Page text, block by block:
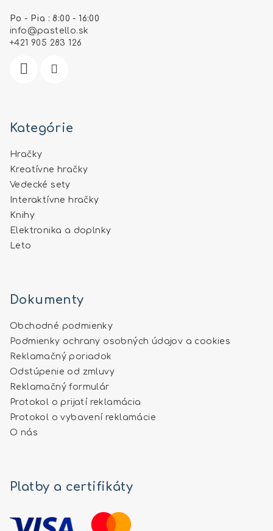
Po - Pia : 8:00 - 16:00
info @pastello.sk
+421 905 283 126
Kategórie
Hračky
Kreatívne hračky
Vedecké sety
Interaktívne hračky
Knihy
Elektronika a doplnky
Leto
Dokumenty
Obchodné podmienky
Podmienky ochrany osobných údajov a cookies
Reklamačný poriadok
Odstúpenie od zmluvy
Reklamačný formulár
Protokol o prijatí reklamácia
Protokol o vybavení reklamácie
O nás
Platby a certifikáty